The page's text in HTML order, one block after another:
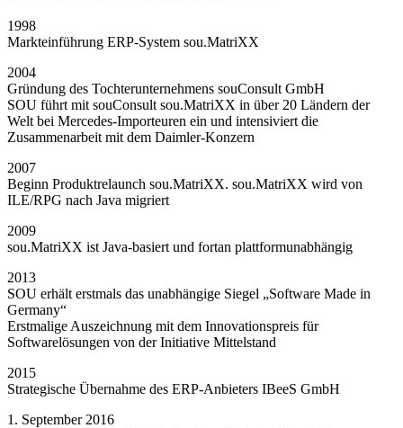
1998
Markteinführung ERP-System sou.MatriXX
2004
Gründung des Tochterunternehmens souConsult GmbH
SOU führt mit souConsult sou.MatriXX in über 20 Ländern der
Welt bei Mercedes-Importeuren ein und intensiviert die
Zusammenarbeit mit dem Daimler-Konzern
2007
Beginn Produktrelaunch sou.MatriXX. sou.MatriXX wird von
ILE/RPG nach Java migriert
2009
sou.MatriXX ist Java-basiert und fortan plattformunabhängig
2013
SOU erhält erstmals das unabhängige Siegel „Software Made in
Germany“
Erstmalige Auszeichnung mit dem Innovationspreis für
Softwarelösungen von der Initiative Mittelstand
2015
Strategische Übernahme des ERP-Anbieters IBeeS GmbH
1. September 2016